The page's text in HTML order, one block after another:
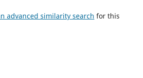
advanced similarity search for this